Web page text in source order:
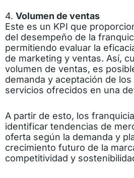
4. Volumen de ventas
Este es un KPI que
del desempeño de la
permitiendo evaluar la
de marketing y ventas. Así,
volumen de ventas, es
demanda y aceptación de
servicios ofrecidos en una
A partir de esto, los
identificar tendencias de
oferta según la demanda y
crecimiento futuro de la
competitividad y